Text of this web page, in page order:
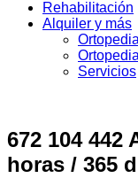
Rehabilitación
Alquiler y más
Servicios
672 104 442
horas / 365